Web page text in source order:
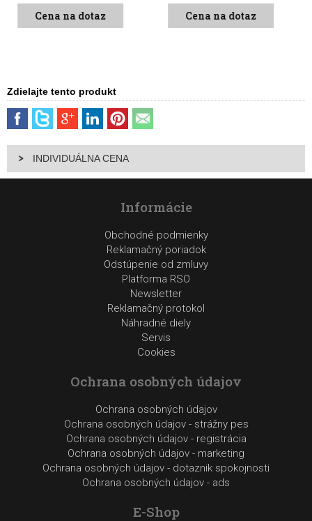
Cena na dotaz Cena na dotaz
Zdielajte tento produkt
INDIVIDUÁLNA CENA
Informácie
Obchodné podmienky
Reklamačný poriadok
Odstúpenie od zmluvy
Platforma RSO
Newsletter
Reklamačný protokol
Náhradné diely
Servis
Cookies
Ochrana osobných údajov
Ochrana osobných údajov
Ochrana osobných údajov - strážny pes
Ochrana osobných údajov - registrácia
Ochrana osobných údajov - marketing
Ochrana osobných údajov - dotaznik spokojnosti
Ochrana osobných údajov - ads
E-Shop